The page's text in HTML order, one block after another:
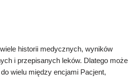
historii medycznych, wyników
i przepisanych leków. Dlatego może
wielu między encjami Pacjent,